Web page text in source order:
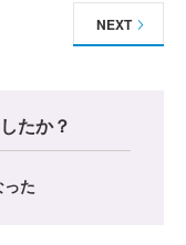
NEXT
たか？
た